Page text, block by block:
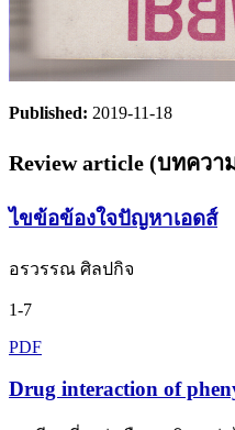
Published: 2019-11-18
Review article (บทคว
ไขข้อข้องใจปัญหาเอดส์
อรวรรณ ศิลปกิจ
1-7
PDF
Drug interaction of